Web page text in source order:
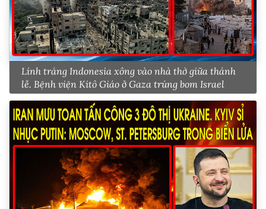
Lính tráng Indonesia xông vào nhà thờ giữa thánh
lễ. Bệnh viện Kitô Giáo ở Gaza trúng bom Israel